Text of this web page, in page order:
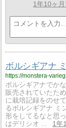
1年10ヶ
ボルシギアナ
https://monstera-
ボルシギアナでか
販売されていたた
に栽培記録をのせ
るボルシギアナ ミ
形をしてるなと思
はデリシオ ...
1年